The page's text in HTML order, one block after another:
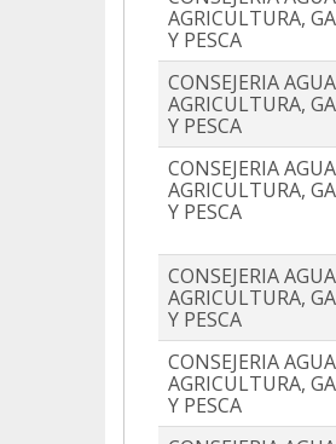
AGRICULTURA,
Y PESCA
CONSEJERIA
AGRICULTURA,
Y PESCA
CONSEJERIA
AGRICULTURA,
Y PESCA
CONSEJERIA
AGRICULTURA,
Y PESCA
CONSEJERIA
AGRICULTURA,
Y PESCA